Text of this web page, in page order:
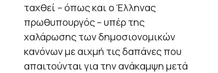
ταχθεί – όπως και ο Έλληνας
πρωθυπουργός – υπέρ της
χαλάρωσης των δημοσιονομικών
κανόνων με αιχμή τις δαπάνες που
απαιτούνται για την ανάκαμψη μετά